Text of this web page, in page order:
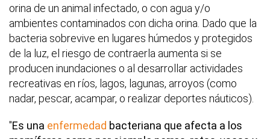
orina de un animal infectado, o con agua y/o
ambientes contaminados con dicha orina. Dado que la
bacteria sobrevive en lugares húmedos y protegidos
de la luz, el riesgo de contraerla aumenta si se
producen inundaciones o al desarrollar actividades
recreativas en ríos, lagos, lagunas, arroyos (como
nadar, pescar, acampar, o realizar deportes náuticos).
"Es una enfermedad bacteriana que afecta a los